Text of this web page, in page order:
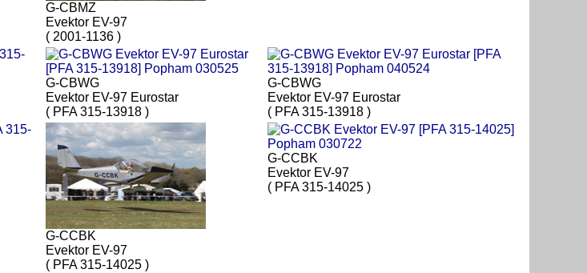
G-CBMZ
Evektor EV-97
( 2001-1136 )
G-CBWG
Evektor EV-97 Eurostar
( PFA 315-13918 )
G-CBWG
Evektor EV-97 Eurostar
( PFA 315-13918 )
G-CCBK
Evektor EV-97
( PFA 315-14025 )
G-CCBK
Evektor EV-97
( PFA 315-14025 )